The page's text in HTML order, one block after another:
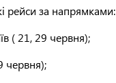
рейси за напрямками:
( 21, 29 червня);
червня);